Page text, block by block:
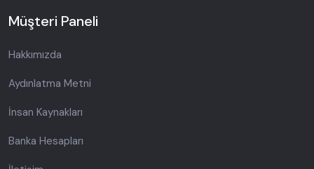
Müşteri Paneli
Hakkımızda
Aydınlatma Metni
İnsan Kaynakları
Banka Hesapları